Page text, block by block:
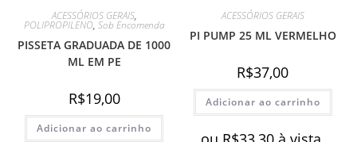
ACESSÓRIOS GERAIS,
POLIPROPILENO, Sob Encomenda
PISSETA GRADUADA DE 1000
ML EM PE
R$19,00
Adicionar ao carrinho
ACESSÓRIOS GERAIS
PI PUMP 25 ML VERMELHO
R$37,00
Adicionar ao carrinho